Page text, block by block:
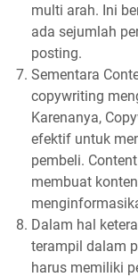
multi arah. Ini
ada sejumlah
posting.
Sementara
copywriting
Karenanya,
efektif untuk
pembeli.
membuat
Dalam hal
terampil dalam
harus memiliki